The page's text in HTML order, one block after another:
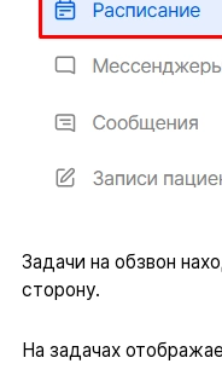
Задачи на обзвон
сторону.
На задачах